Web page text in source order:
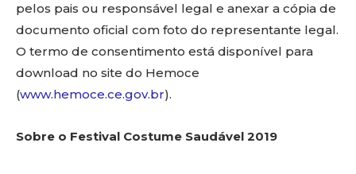
pelos pais ou responsável legal e anexar a cópia de
documento oficial com foto do representante legal.
O termo de consentimento está disponível para
download no site do Hemoce
(www.hemoce.ce.gov.br).
Sobre o Festival Costume Saudável 2019